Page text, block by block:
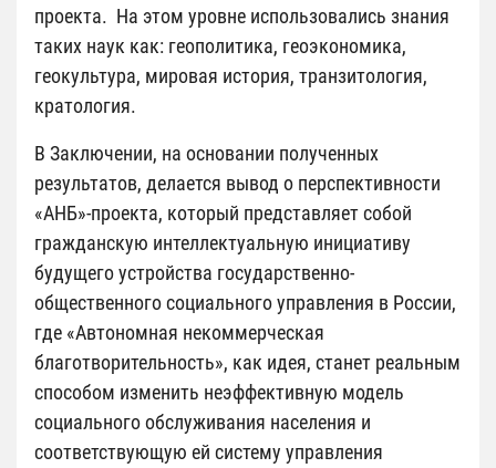
проекта. На этом уровне использовались знания
таких наук как: геополитика, геоэкономика,
геокультура, мировая история, транзитология,
кратология.
В Заключении, на основании полученных
результатов, делается вывод о перспективности
«АНБ»-проекта, который представляет собой
гражданскую интеллектуальную инициативу
будущего устройства государственно-
общественного социального управления в России,
где «Автономная некоммерческая
благотворительность», как идея, станет реальным
способом изменить неэффективную модель
социального обслуживания населения и
соответствующую ей систему управления